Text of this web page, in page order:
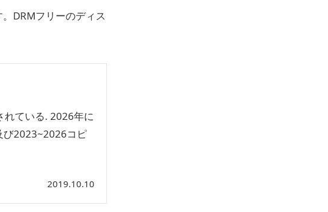
DRMフリーのディス
れている. 2026年に
び2023~2026コピ
2019.10.10